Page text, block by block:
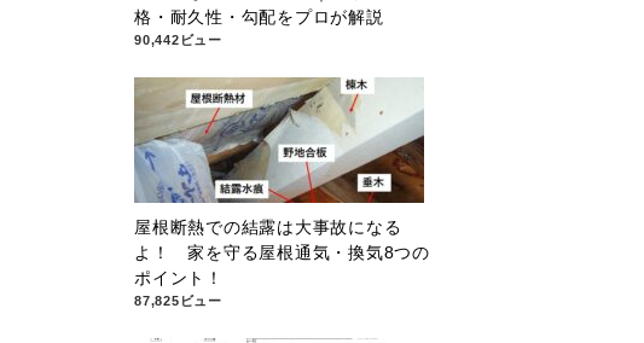
格・耐久性・勾配をプロが解説
90,442ビュー
屋根断熱での結露は大事故になる
よ！ 家を守る屋根通気・換気8つの
ポイント！
87,825ビュー